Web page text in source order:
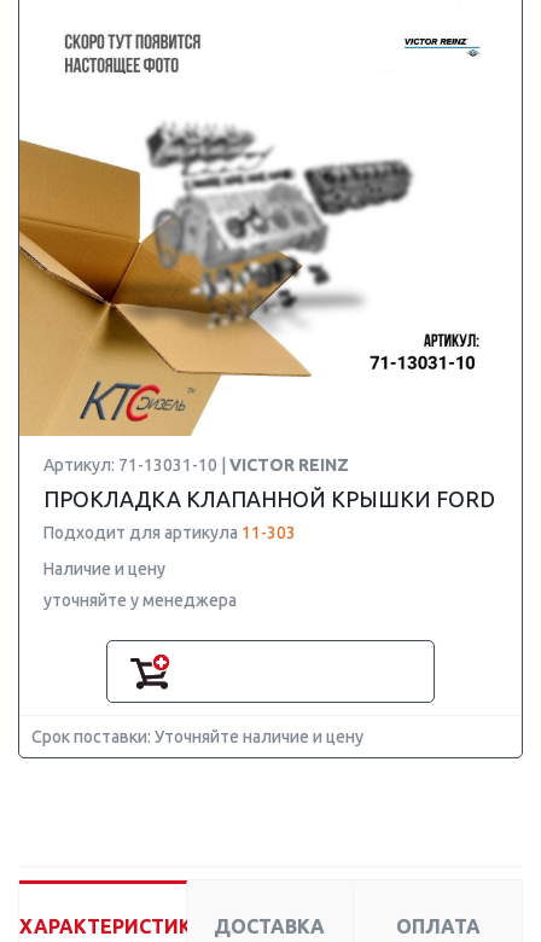
Артикул: 71-13031-10 | VICTOR REINZ
ПРОКЛАДКА КЛАПАННОЙ КРЫШКИ FORD
Подходит для артикула 11-303
Наличие и цену
уточняйте у менеджера
Срок поставки: Уточняйте наличие и цену
ХАРАКТЕРИСТИКИ ДОСТАВКА ОПЛАТА